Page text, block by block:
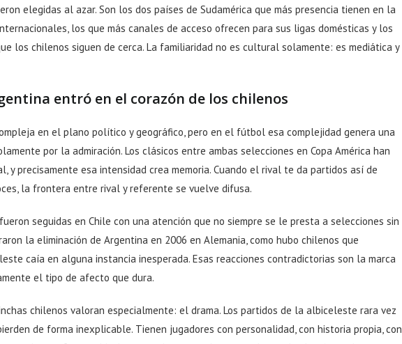
elegidas al azar. Son los dos países de Sudamérica que más presencia tienen en la
los que más canales de acceso ofrecen para sus ligas domésticas y los
los chilenos siguen de cerca. La familiaridad no es cultural solamente: es mediática y
entró en el corazón de los chilenos
en el plano político y geográfico, pero en el fútbol esa complejidad genera una
por la admiración. Los clásicos entre ambas selecciones en Copa América han
y precisamente esa intensidad crea memoria. Cuando el rival te da partidos así de
la frontera entre rival y referente se vuelve difusa.
seguidas en Chile con una atención que no siempre se le presta a selecciones sin
la eliminación de Argentina en 2006 en Alemania, como hubo chilenos que
caía en alguna instancia inesperada. Esas reacciones contradictorias son la marca
el tipo de afecto que dura.
chilenos valoran especialmente: el drama. Los partidos de la albiceleste rara vez
de forma inexplicable. Tienen jugadores con personalidad, con historia propia, con